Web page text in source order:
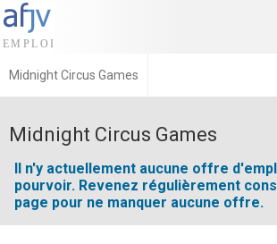
Midnight Circus Games
Midnight Circus Games
Il n'y actuellement aucune offre
pourvoir. Revenez régulièrement
page pour ne manquer aucune offre.